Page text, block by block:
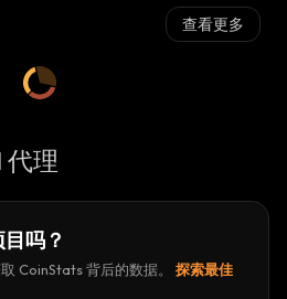
查看更多
理
吗？
CoinStats 背后的数据。
探索最佳